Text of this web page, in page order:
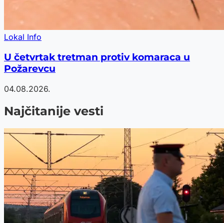
Lokal Info
U četvrtak tretman protiv komaraca u
Požarevcu
04.08.2026.
Najčitanije vesti